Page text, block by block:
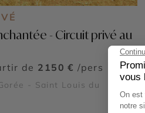
- Circuit privé au
de 2150 € /pers
- Saint Louis du